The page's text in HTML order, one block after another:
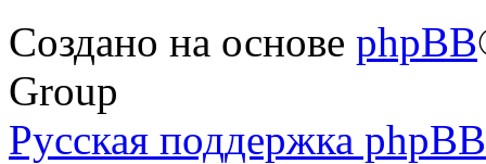
Создано на основе phpBB
Group
Русская поддержка phpBB